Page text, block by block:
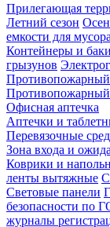
Прилегающая
Летний сезон
емкости для мусора
Контейнеры и
грызунов
Противопожарный
Противопожарный
Офисная аптечка
Аптечки и
Перевязочные
Зона входа и
Коврики и
ленты вытяжные
Световые панели
безопасности по
журналы